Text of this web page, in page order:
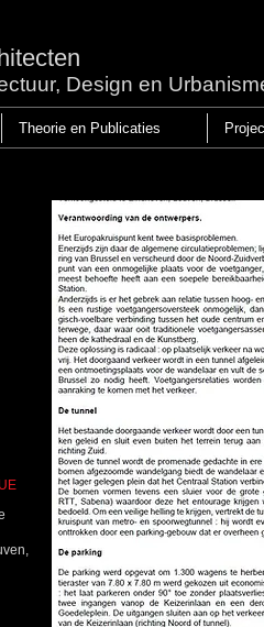
Design en
Theorie en Publicaties